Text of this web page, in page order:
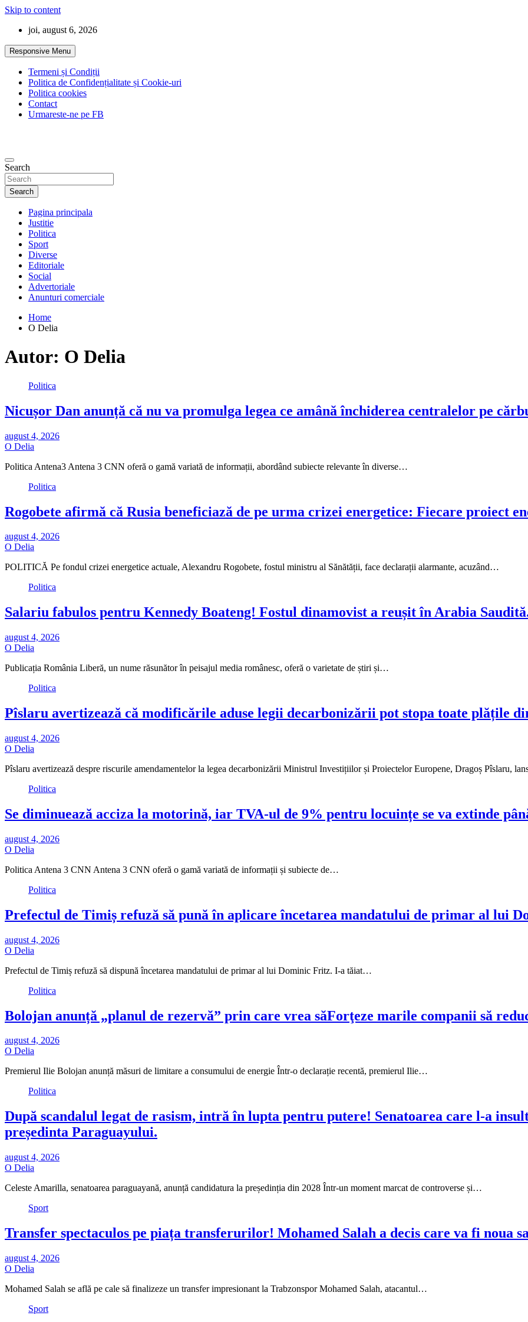
Skip to content
joi, august 6, 2026
Responsive Menu
Termeni și Condiții
Politica de Confidențialitate și Cookie-uri
Politica cookies
Contact
Urmareste-ne pe FB
Search
Search
Pagina principala
Justitie
Politica
Sport
Diverse
Editoriale
Social
Advertoriale
Anunturi comerciale
Home
O Delia
Autor: O Delia
Politica
Nicușor Dan anunță că nu va promulga legea ce amână închiderea centralelor pe
august 4, 2026
O Delia
Politica Antena3 Antena 3 CNN oferă o gamă variată de informații, abordând subiecte relevante în diverse…
Politica
Rogobete afirmă că Rusia beneficiază de pe urma crizei energetice: Fiecare proiect
august 4, 2026
O Delia
POLITICĂ Pe fondul crizei energetice actuale, Alexandru Rogobete, fostul ministru al Sănătății, face declarații alarmante, acuzând…
Politica
Salariu fabulos pentru Kennedy Boateng! Fostul dinamovist a reușit în Arabia
august 4, 2026
O Delia
Publicația România Liberă, un nume răsunător în peisajul media românesc, oferă o varietate de știri și…
Politica
Pîslaru avertizează că modificările aduse legii decarbonizării pot stopa toate plățile
august 4, 2026
O Delia
Pîslaru avertizează despre riscurile amendamentelor la legea decarbonizării Ministrul Investițiilor și Proiectelor Europene, Dragoș Pîslaru,
Politica
Se diminuează acciza la motorină, iar TVA-ul de 9% pentru locuințe se va extinde
august 4, 2026
O Delia
Politica Antena 3 CNN Antena 3 CNN oferă o gamă variată de informații și subiecte de…
Politica
Prefectul de Timiș refuză să pună în aplicare încetarea mandatului de primar al lui
august 4, 2026
O Delia
Prefectul de Timiș refuză să dispună încetarea mandatului de primar al lui Dominic Fritz. I-a tăiat…
Politica
Bolojan anunță „planul de rezervă” prin care vrea săForţeze marile companii să
august 4, 2026
O Delia
Premierul Ilie Bolojan anunță măsuri de limitare a consumului de energie Într-o declarație recentă, premierul Ilie…
Politica
După scandalul legat de rasism, intră în lupta pentru putere! Senatoarea care l-a
președinta Paraguayului.
august 4, 2026
O Delia
Celeste Amarilla, senatoarea paraguayană, anunță candidatura la președinția din 2028 Într-un moment marcat de controverse și…
Sport
Transfer spectaculos pe piața transferurilor! Mohamed Salah a decis care va fi noua
august 4, 2026
O Delia
Mohamed Salah se află pe cale să finalizeze un transfer impresionant la Trabzonspor Mohamed Salah, atacantul…
Sport